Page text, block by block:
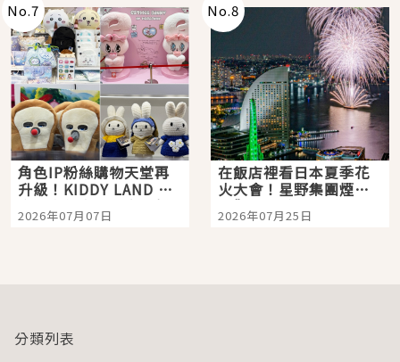
No.7
角色IP粉絲購物天堂再
升級！KIDDY LAND 原
宿店吉伊卡哇迎客，新
開幕 OMOKADO 店3分
2026年07月07日
No.8
在飯店裡看日本夏季花
火大會！星野集團煙火
景觀飯店6選，讓你不用
人擠人悠閒欣賞
2026年07月25日
分類列表